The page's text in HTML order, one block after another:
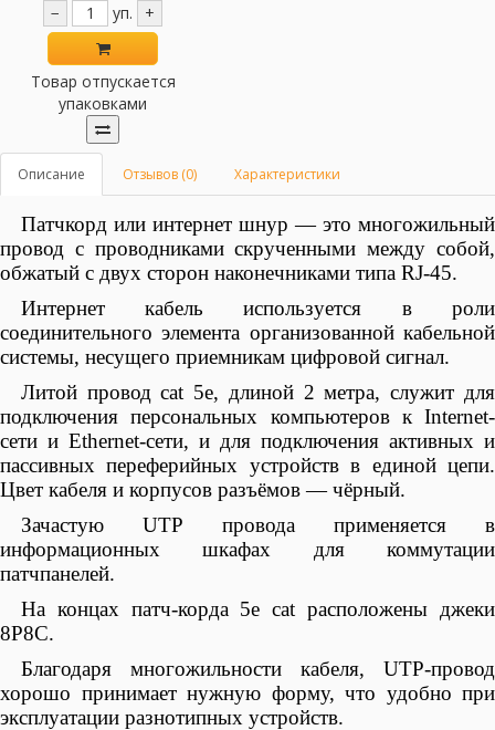
−
уп. +
Товар отпускается
упаковками
Описание Отзывов (0) Характеристики
Патчкорд или интернет шнур — это многожильный
провод с проводниками скрученными между собой,
обжатый с двух сторон наконечниками типа RJ-45.
Интернет кабель используется в роли
соединительного элемента организованной кабельной
системы, несущего приемникам цифровой сигнал.
Литой провод cat 5e, длиной 2 метра, служит для
подключения персональных компьютеров к Internet-
сети и Ethernet-сети, и для подключения активных и
пассивных переферийных устройств в единой цепи.
Цвет кабеля и корпусов разъёмов — чёрный.
Зачастую UTP провода применяется в
информационных шкафах для коммутации
патчпанелей.
На концах патч-корда 5e cat расположены джеки
8P8C.
Благодаря многожильности кабеля, UTP-провод
хорошо принимает нужную форму, что удобно при
эксплуатации разнотипных устройств.